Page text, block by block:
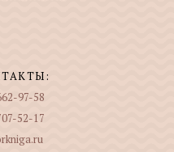
97-58
52-17